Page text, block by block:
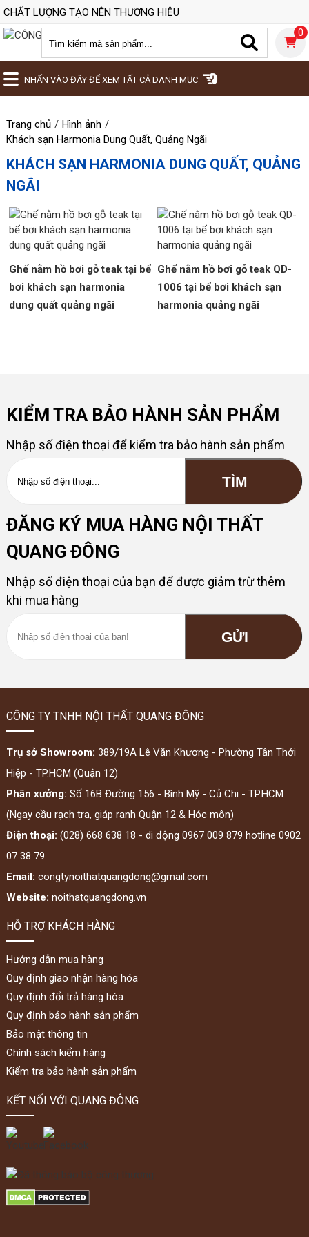
CHẤT LƯỢNG TẠO NÊN THƯƠNG HIỆU
0
NHẤN VÀO ĐÂY ĐỂ XEM TẤT CẢ DANH MỤC
Trang chủ
Hình ảnh
Khách sạn Harmonia Dung Quất, Quảng Ngãi
KHÁCH SẠN HARMONIA DUNG QUẤT, QUẢNG
NGÃI
Ghế nằm hồ bơi gỗ teak tại bể
bơi khách sạn harmonia
dung quất quảng ngãi
Ghế nằm hồ bơi gỗ teak QD-
1006 tại bể bơi khách sạn
harmonia quảng ngãi
KIỂM TRA BẢO HÀNH SẢN PHẨM
Nhập số điện thoại để kiểm tra bảo hành sản phẩm
ĐĂNG KÝ MUA HÀNG NỘI THẤT
QUANG ĐÔNG
Nhập số điện thoại của bạn để được giảm trừ thêm
khi mua hàng
CÔNG TY TNHH NỘI THẤT QUANG ĐÔNG
Trụ sở Showroom: 389/19A Lê Văn Khương - Phường Tân Thới
Hiệp - TP.HCM (Quận 12)
Phân xưởng: Số 16B Đường 156 - Bình Mỹ - Củ Chi - TP.HCM
(Ngay cầu rạch tra, giáp ranh Quận 12 & Hóc môn)
Điện thoại: (028) 668 638 18 - di động 0967 009 879 hotline 0902
07 38 79
Email: congtynoithatquangdong@gmail.com
Website: noithatquangdong.vn
HỖ TRỢ KHÁCH HÀNG
Hướng dẫn mua hàng
Quy định giao nhận hàng hóa
Quy định đổi trả hàng hóa
Quy định bảo hành sản phẩm
Bảo mật thông tin
Chính sách kiểm hàng
Kiểm tra bảo hành sản phẩm
KẾT NỐI VỚI QUANG ĐÔNG